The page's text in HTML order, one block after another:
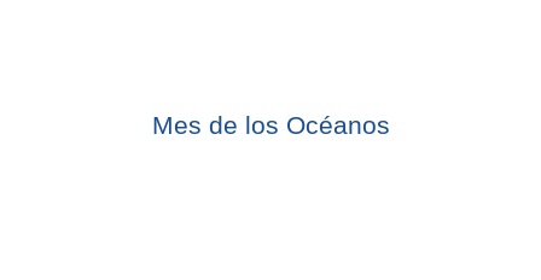
Mes de los Océanos